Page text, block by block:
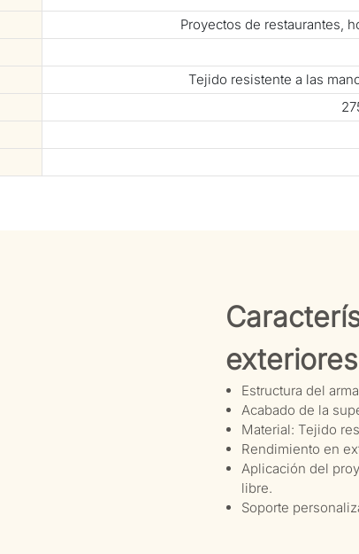
Proyectos de restaurantes,
Tejido resistente a las
exteriores
Estructura del
Acabado de la
Material: Tejido
Rendimiento en
Aplicación del
libre.
Soporte